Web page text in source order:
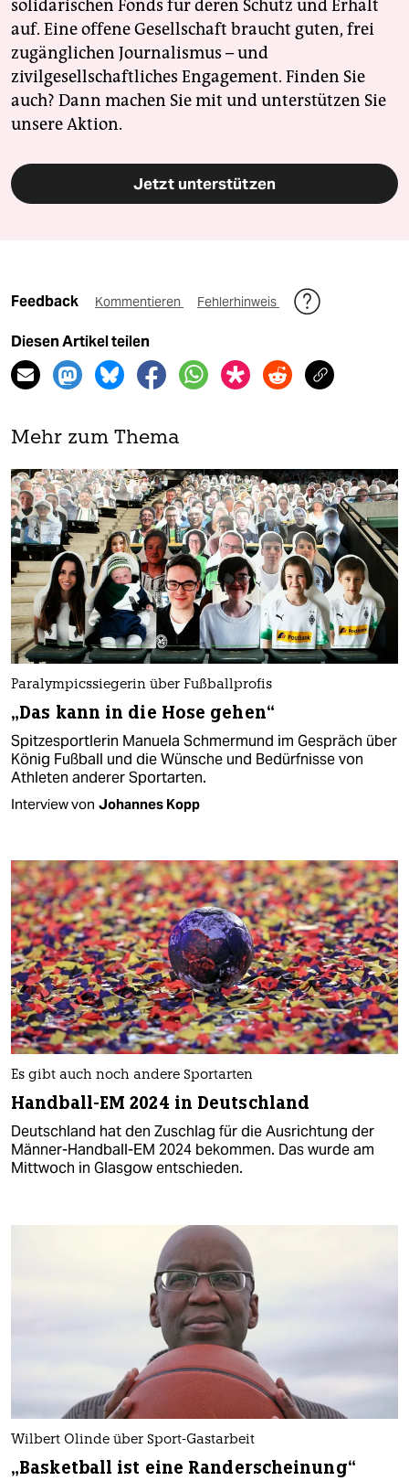
solidarischen Fonds für deren Schutz und Erhalt
auf. Eine offene Gesellschaft braucht guten, frei
zugänglichen Journalismus – und
zivilgesellschaftliches Engagement. Finden Sie
auch? Dann machen Sie mit und unterstützen Sie
unsere Aktion.
Jetzt unterstützen
Feedback Kommentieren Fehlerhinweis
Diesen Artikel teilen
Mehr zum Thema
Paralympicssiegerin über Fußballprofis
„Das kann in die Hose gehen“
Spitzesportlerin Manuela Schmermund im Gespräch über
König Fußball und die Wünsche und Bedürfnisse von
Athleten anderer Sportarten.
Interview von Johannes Kopp
Es gibt auch noch andere Sportarten
Handball-EM 2024 in Deutschland
Deutschland hat den Zuschlag für die Ausrichtung der
Männer-Handball-EM 2024 bekommen. Das wurde am
Mittwoch in Glasgow entschieden.
Wilbert Olinde über Sport-Gastarbeit
„Basketball ist eine Randerscheinung“